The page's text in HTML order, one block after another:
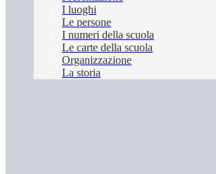
I luoghi
Le persone
I numeri della scuola
Le carte della scuola
Organizzazione
La storia